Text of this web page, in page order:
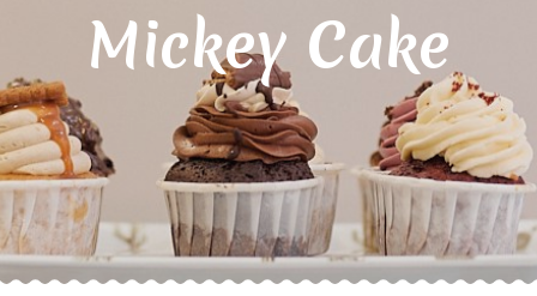
Mickey Cake